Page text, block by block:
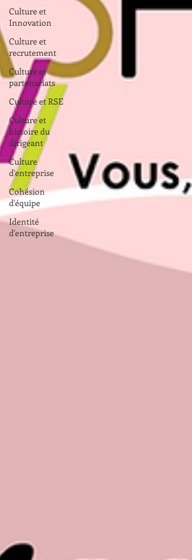
Culture et
Innovation
Culture et
recrutement
Culture et
partenariats
Culture et RSE
Culture et
histoire du
dirigeant
Culture
d'entreprise
Cohésion
d'équipe
Identité
d'entreprise